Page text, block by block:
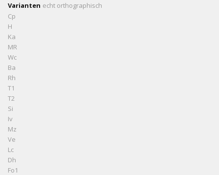
Varianten echt orthographisch
Cp
H
Ka
MR
Wc
Ba
Rh
T1
T2
Si
Iv
Mz
Ve
Lc
Dh
Fo1